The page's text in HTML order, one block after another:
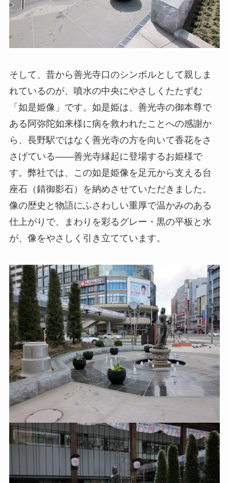
そして、昔から善光寺口のシンボルとして親しま
れているのが、噴水の中央にやさしくたたずむ
「如是姫像」です。如是姫は、善光寺の御本尊で
ある阿弥陀如来様に病を救われたことへの感謝か
ら、長野駅ではなく善光寺の方を向いて香花をさ
さげている――善光寺縁起に登場するお姫様で
す。弊社では、この如是姫像を足元から支える台
座石（錆御影石）を納めさせていただきました。
像の歴史と物語にふさわしい重厚で温かみのある
仕上がりで、まわりを彩るグレー・黒の平板と水
が、像をやさしく引き立てています。